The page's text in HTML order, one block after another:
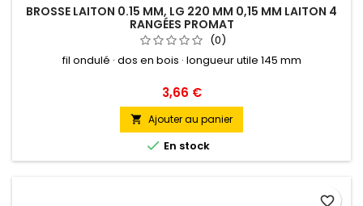
BROSSE LAITON 0.15 MM, LG 220 MM 0,15 MM LAITON 4
RANGÉES PROMAT
(0)
fil ondulé · dos en bois · longueur utile 145 mm
Prix
3,66 €
 Ajouter au panier
 En stock
favorite_border